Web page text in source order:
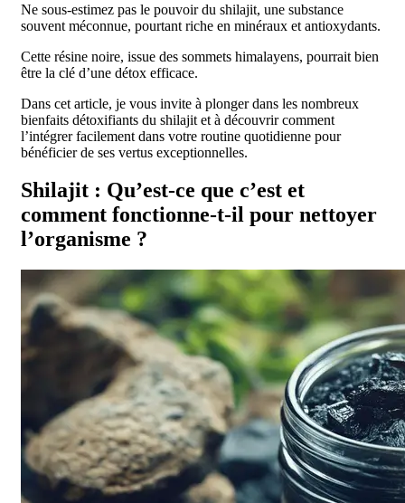
Ne sous-estimez pas le pouvoir du shilajit, une substance
souvent méconnue, pourtant riche en minéraux et antioxydants.
Cette résine noire, issue des sommets himalayens, pourrait bien
être la clé d’une détox efficace.
Dans cet article, je vous invite à plonger dans les nombreux
bienfaits détoxifiants du shilajit et à découvrir comment
l’intégrer facilement dans votre routine quotidienne pour
bénéficier de ses vertus exceptionnelles.
Shilajit : Qu’est-ce que c’est et
comment fonctionne-t-il pour nettoyer
l’organisme ?